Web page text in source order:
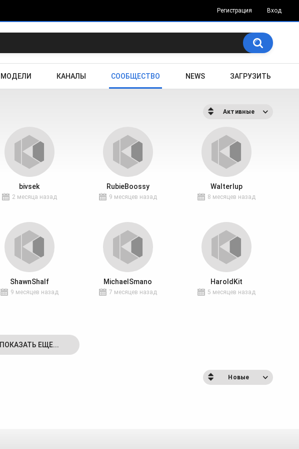
Регистрация Вход
МОДЕЛИ КАНАЛЫ СООБЩЕСТВО NEWS ЗАГРУЗИТЬ
Активные
bivsek
2 месяца назад
RubieBoossy
9 месяцев назад
Walterlup
8 месяцев назад
ShawnShalf
9 месяцев назад
MichaelSmano
7 месяцев назад
HaroldKit
5 месяцев назад
ПОКАЗАТЬ ЕЩЕ...
Новые